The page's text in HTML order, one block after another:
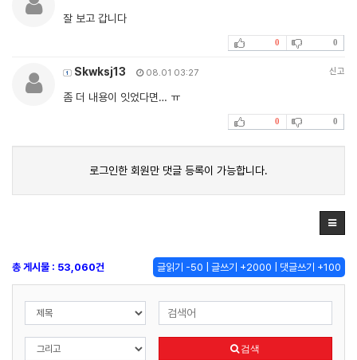
잘 보고 갑니다
0 0
Skwksj13 08.01 03:27 신고
좀 더 내용이 잇었다면… ㅠ
0 0
로그인한 회원만 댓글 등록이 가능합니다.
글읽기 -50 | 글쓰기 +2000 | 댓글쓰기 +100
총 게시물 : 53,060건
검색